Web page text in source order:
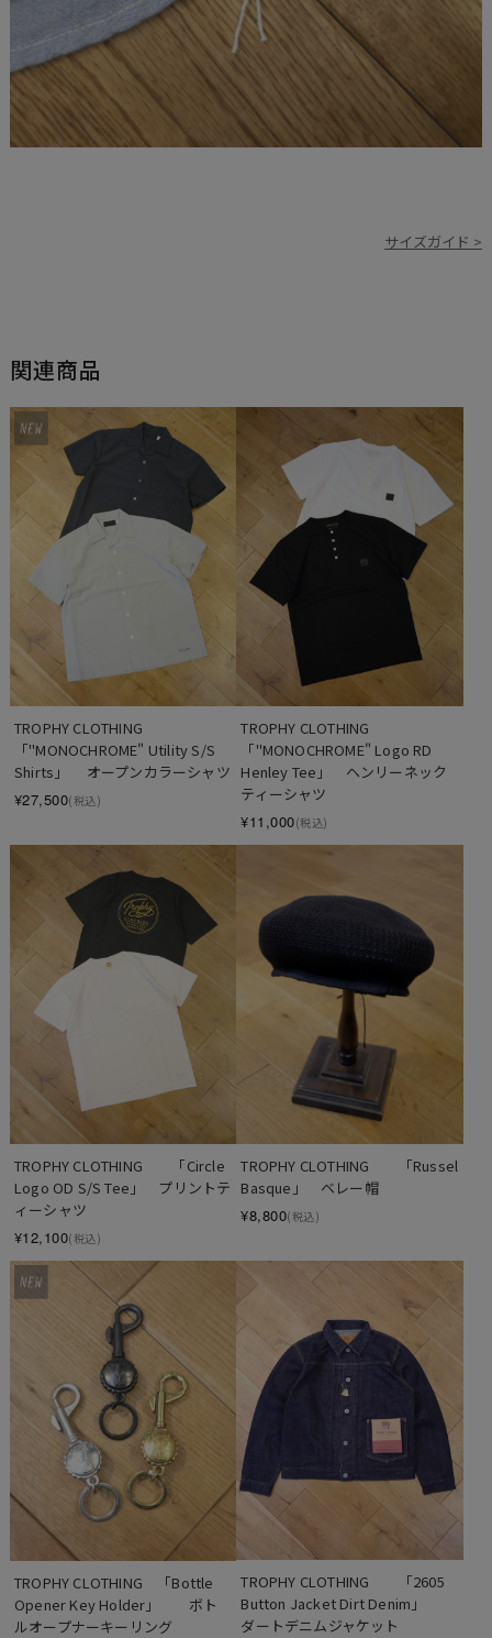
サイズガイド >
関連商品
TROPHY CLOTHING
「"MONOCHROME" Utility S/S
Shirts」　 オープンカラーシャツ
¥27,500(税込)
TROPHY CLOTHING
「"MONOCHROME" Logo RD
Henley Tee」　ヘンリーネック
ティーシャツ
¥11,000(税込)
TROPHY CLOTHING　　「Circle
Logo OD S/S Tee」　プリントテ
ィーシャツ
¥12,100(税込)
TROPHY CLOTHING　　「Russel
Basque」　ベレー帽
¥8,800(税込)
TROPHY CLOTHING　「Bottle
Opener Key Holder」　　ボト
ルオープナーキーリング
TROPHY CLOTHING　　「2605
Button Jacket Dirt Denim」
ダートデニムジャケット